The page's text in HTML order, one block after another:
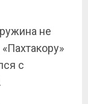
не
с